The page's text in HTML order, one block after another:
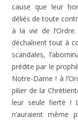
cause que leur
déliés de toute
à la vie de
déchaînent tout à
scandales,
prédite par le
Notre-Dame ! à
pilier de la
leur seule fierté !
n’auraient même